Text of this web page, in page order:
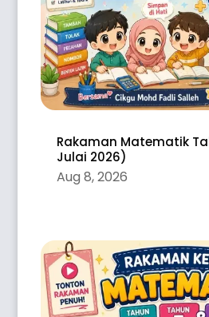
Rakaman Matematik
Julai 2026)
Aug 8, 2026